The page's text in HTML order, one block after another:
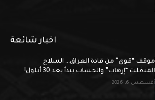
اخبار شائعة
موقف “قوي” من قادة العراق… السلاح
المنفلت “إرهاب” والحساب يبدأ بعد 30 أيلول!
أغسطس 6, 2026